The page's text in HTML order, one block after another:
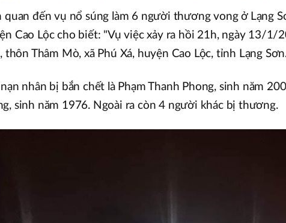
quan đến vụ nổ súng làm 6 người thương vong ở Lạng
Cao Lộc cho biết: "Vụ việc xảy ra hồi 21h, ngày 13/1/
thôn Thâm Mò, xã Phú Xá, huyện Cao Lộc, tỉnh Lạng
nhân bị bắn chết là Phạm Thanh Phong, sinh năm
sinh năm 1976. Ngoài ra còn 4 người khác bị thương.